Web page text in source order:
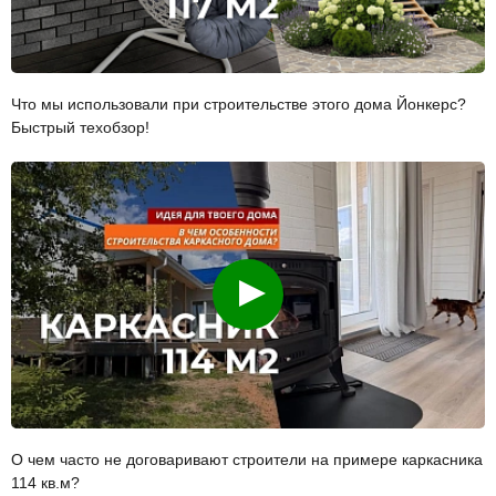
Что мы использовали при строительстве этого дома Йонкерс?
Быстрый техобзор!
Смотреть
О чем часто не договаривают строители на примере каркасника
114 кв.м?